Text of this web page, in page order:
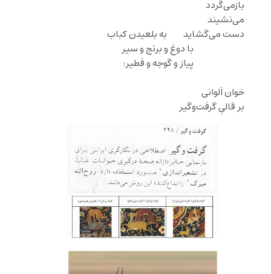
بازمی‌گردد
می‌نشیند
دست می‌گشاید‌ ‌‌ ‌‌ ‌ ‌‌ ‌‌‌ ‌‌ ‌‌ ‌‌ ‌‌به بلعیدن کباب
‌ ‌ ‌ ‌ ‌ ‌ ‌ ‌ ‌ ‌ ‌‌ ‌ ‌ ‌ ‌ ‌ ‌ ‌ ‌‌ ‌‌ ‌‌ ‌‌ ‌‌ ‌‌ ‌‌‌‌‌ ‌‌ ‌‌با دوغ و برنج و سیر
‌ ‌ ‌ ‌ ‌ ‌ ‌ ‌ ‌ ‌ ‌ ‌ ‌ ‌ ‌‌‌ ‌‌ ‌‌ ‌‌‌‌ ‌‌ ‌‌ ‌ ‌ ‌ ‌ ‌ ‌ ‌‌پیاز و گوجه و فطیر:
خوان اَلوانی
بر قالیِ گرفت‌وگیر